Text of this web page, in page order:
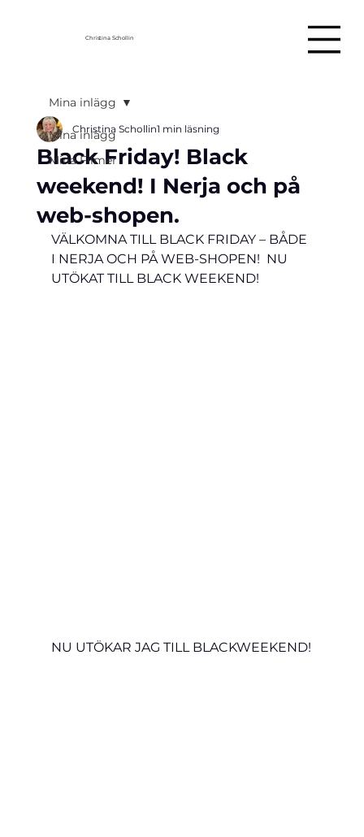
Christina Schollin
Mina inlägg
Mina Filmer
Mina inlägg
Black Friday! Black
weekend! I Nerja och på
web-shopen.
Christina Schollin1 min läsning
VÄLKOMNA TILL BLACK FRIDAY – BÅDE
I NERJA OCH PÅ WEB-SHOPEN!  NU
UTÖKAT TILL BLACK WEEKEND!
NU UTÖKAR JAG TILL BLACKWEEKEND!